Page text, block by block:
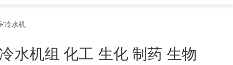
冷水机
水机组 化工 生化 制药 生物